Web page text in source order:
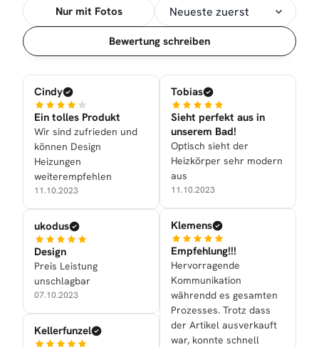
Nur mit Fotos
Sortierung
Bewertung schreiben
Cindy
Ein tolles Produkt
Wir sind zufrieden und
können Design
Heizungen
weiterempfehlen
11.10.2023
ukodus
Design
Preis Leistung
unschlagbar
07.10.2023
Kellerfunzel
Tobias
Sieht perfekt aus in
unserem Bad!
Optisch sieht der
Heizkörper sehr modern
aus
11.10.2023
Klemens
Empfehlung!!!
Hervorragende
Kommunikation
währendd es gesamten
Prozesses. Trotz dass
der Artikel ausverkauft
war, konnte schnell